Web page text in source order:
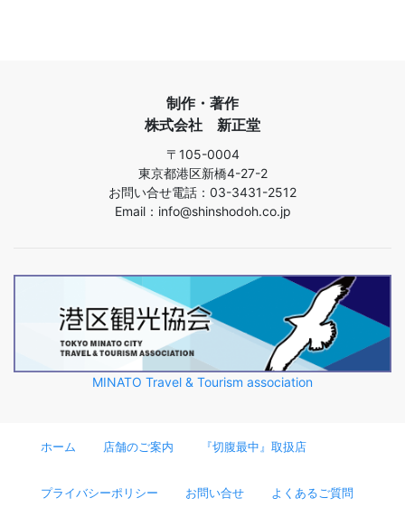
制作・著作
株式会社 新正堂
〒105-0004
東京都港区新橋4-27-2
お問い合せ電話：03-3431-2512
Email：info@shinshodoh.co.jp
MINATO Travel & Tourism association
ホーム 店舗のご案内 『切腹最中』取扱店
プライバシーポリシー お問い合せ よくあるご質問